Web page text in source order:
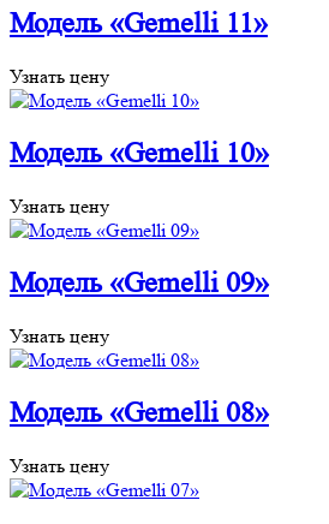
Модель «Gemelli 11»
Узнать цену
Модель «Gemelli 10»
Узнать цену
Модель «Gemelli 09»
Узнать цену
Модель «Gemelli 08»
Узнать цену